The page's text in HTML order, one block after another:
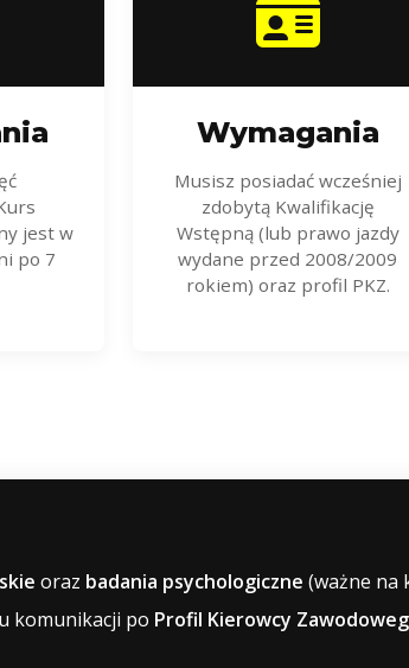
jest w
po 7
Wymagania
Musisz posiadać wcześniej
zdobytą Kwalifikację
Wstępną (lub prawo jazdy
wydane przed 2008/2009
rokiem) oraz profil PKZ.
oraz badania psychologiczne (ważne na
komunikacji po Profil Kierowcy